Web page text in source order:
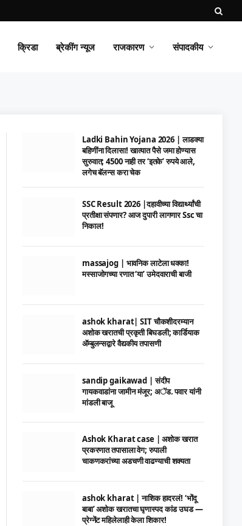
क्रिडा ब्रेकींग न्यूज राजकारण संपादकीय
Ladki Bahin Yojana 2026 | लाडक्या
बहिणींना दिलासा! खात्यात पैसे जमा होण्यास
सुरुवात; 4500 नाही तर ‘इतके’ रुपये आले,
लगेच बॅलन्स करा चेक
SSC Result 2026 |दहावीच्या विद्यार्थ्यांची
प्रतीक्षा संपणार? आज दुपारी लागणार Ssc चा
निकाल!
massajog | भावनिक लाटेला धक्का!
मस्साजोगच्या रणात ‘या’ उमेदवाराची बाजी
ashok kharat| SIT चौकशीदरम्यान
अशोक खरातची प्रकृती बिघडली; कार्डियाक
ॲम्बुलन्सद्वारे वैद्यकीय तपासणी
sandip gaikawad | संदीप
गायकवाडांना जामीन मंजूर; अॅड. पवार यांनी
मांडली बाजू
Ashok Kharat case | अशोक खरात
प्रकरणात तपासाला वेग; रुपाली
चाकणकरांच्या अडचणी वाढण्याची शक्यता
ashok kharat | नाशिक हादरलं! ‘भोंदू
बाबा’ अशोक खरातचा घृणास्पद कांड उघड —
प्रेग्नेंट महिलेलाही केला शिकार!